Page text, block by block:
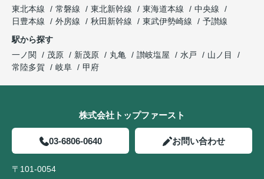
東北本線
常磐線 東北新幹線 東海道本線
中央線
日豊本線
外房線 秋田新幹線 東武伊勢崎線
予讃線
駅から探す
一ノ関
茂原 新茂原 丸亀 讃岐塩屋 水戸
山ノ目
常陸多賀
岐阜 甲府
株式会社トップファースト
03-6806-0640 お問い合わせ
〒101-0054